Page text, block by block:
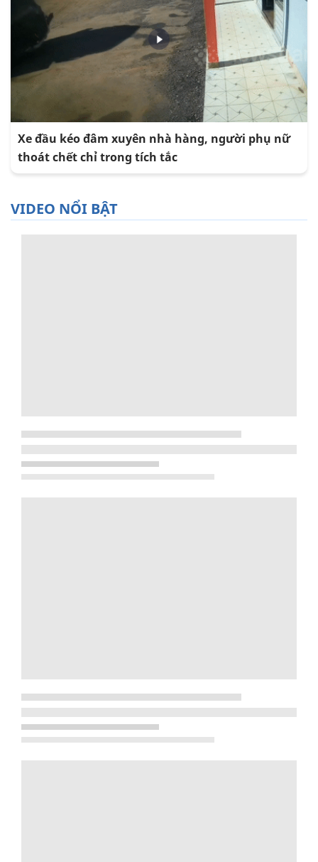
Xe đầu kéo đâm xuyên nhà hàng, người phụ nữ
thoát chết chỉ trong tích tắc
VIDEO NỔI BẬT